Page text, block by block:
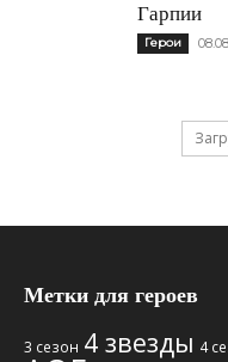
Гарпии
Герои
Метки для героев
3 сезон 4 звезды 4